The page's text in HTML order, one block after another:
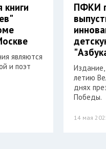
книги
являются
и поэт
ПФКИ
летию
днях
Победы.
14 мая